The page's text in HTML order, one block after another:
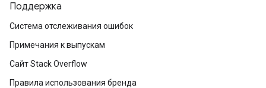
Поддержка
Система отслеживания ошибок
Примечания к выпускам
Сайт Stack Overflow
Правила использования бренда